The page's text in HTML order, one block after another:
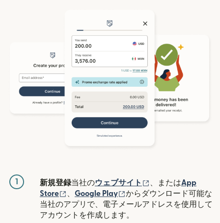
1 新規登録当社のウェブサイト （別ウィンドウで
、またはApp
Store
（別ウィンドウで開きます）
、 Google Play （別ウィンドウで開きま
からダウンロード可能な
当社のアプリで、電子メールアドレスを使用して
アカウントを作成します。